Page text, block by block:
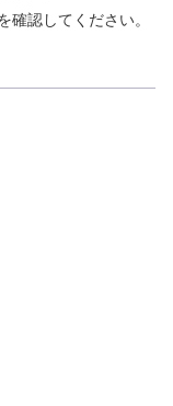
確認してください。